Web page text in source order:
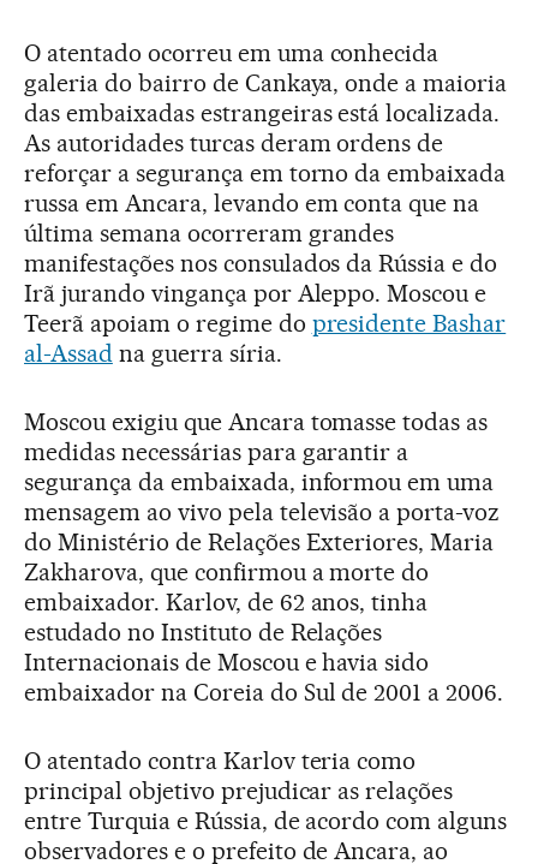
O atentado ocorreu em uma conhecida
galeria do bairro de Cankaya, onde a maioria
das embaixadas estrangeiras está localizada.
As autoridades turcas deram ordens de
reforçar a segurança em torno da embaixada
russa em Ancara, levando em conta que na
última semana ocorreram grandes
manifestações nos consulados da Rússia e do
Irã jurando vingança por Aleppo. Moscou e
Teerã apoiam o regime do presidente Bashar
al-Assadna guerra síria.
Moscou exigiu que Ancara tomasse todas as
medidas necessárias para garantir a
segurança da embaixada, informou em uma
mensagem ao vivo pela televisão a porta-voz
do Ministério de Relações Exteriores, Maria
Zakharova, que confirmou a morte do
embaixador. Karlov, de 62 anos, tinha
estudado no Instituto de Relações
Internacionais de Moscou e havia sido
embaixador na Coreia do Sul de 2001 a 2006.
O atentado contra Karlov teria como
principal objetivo prejudicar as relações
entre Turquia e Rússia, de acordo com alguns
observadores e o prefeito de Ancara, ao